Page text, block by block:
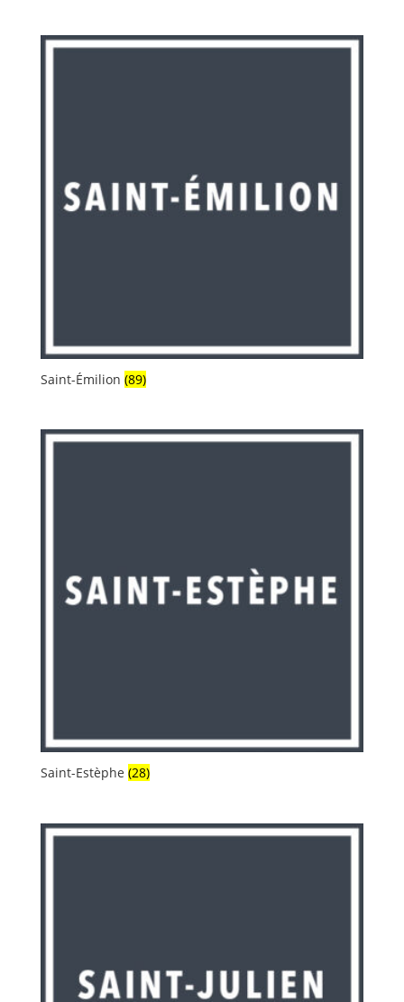
Saint-Émilion (89)
Saint-Estèphe (28)